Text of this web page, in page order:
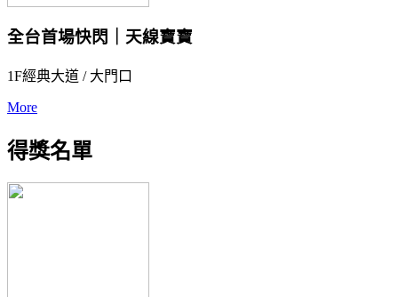
全台首場快閃｜天線寶寶
1F經典大道 / 大門口
More
得獎名單